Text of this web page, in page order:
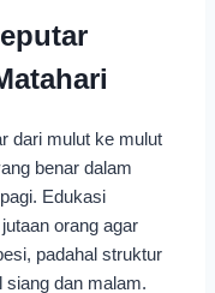
dari mulut ke mulut
benar dalam
Edukasi
orang agar
padahal struktur
siang dan malam.